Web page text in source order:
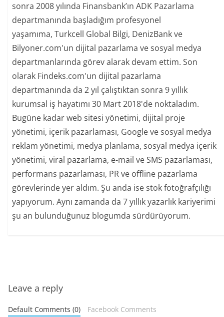
sonra 2008 yılında Finansbank’ın ADK Pazarlama
departmanında başladığım profesyonel
yaşamıma, Turkcell Global Bilgi, DenizBank ve
Bilyoner.com'un dijital pazarlama ve sosyal medya
departmanlarında görev alarak devam ettim. Son
olarak Findeks.com'un dijital pazarlama
departmanında da 2 yıl çalıştıktan sonra 9 yıllık
kurumsal iş hayatımı 30 Mart 2018'de noktaladım.
Bugüne kadar web sitesi yönetimi, dijital proje
yönetimi, içerik pazarlaması, Google ve sosyal medya
reklam yönetimi, medya planlama, sosyal medya içerik
yönetimi, viral pazarlama, e-mail ve SMS pazarlaması,
performans pazarlaması, PR ve offline pazarlama
görevlerinde yer aldım. Şu anda ise stok fotoğrafçılığı
yapıyorum. Aynı zamanda da 7 yıllık yazarlık kariyerimi
şu an bulunduğunuz blogumda sürdürüyorum.
Leave a reply
Default Comments (0) Facebook Comments